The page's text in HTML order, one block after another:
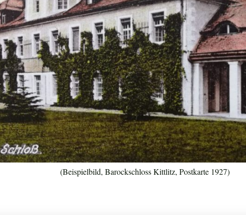
(Beispielbild, Barockschloss Kittlitz, Postkarte 1927)